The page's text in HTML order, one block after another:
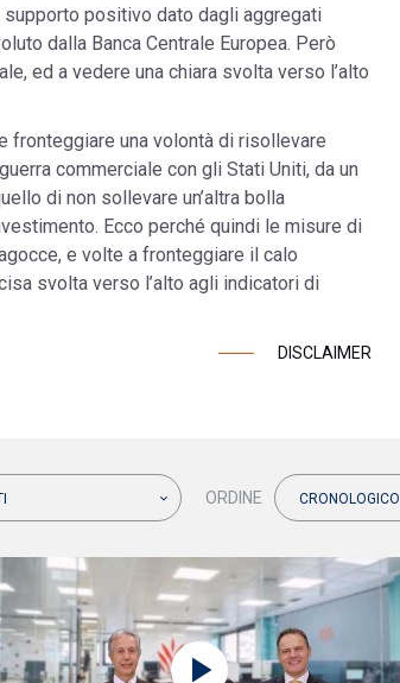
positivo dato dagli aggregati
dalla Banca Centrale Europea. Però
ed a vedere una chiara svolta verso l’alto
fronteggiare una volontà di risollevare
commerciale con gli Stati Uniti, da un
di non sollevare un’altra bolla
Ecco perché quindi le misure di
e volte a fronteggiare il calo
svolta verso l’alto agli indicatori di
DISCLAIMER
ORDINE CRONOLOGICO